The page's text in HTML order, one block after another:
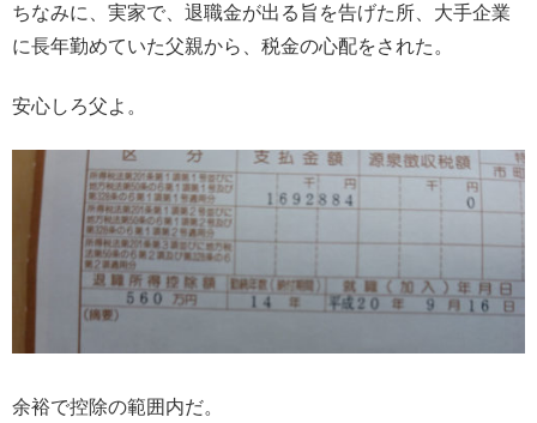
ちなみに、実家で、退職金が出る旨を告げた所、大手企業
に長年勤めていた父親から、税金の心配をされた。
安心しろ父よ。
余裕で控除の範囲内だ。